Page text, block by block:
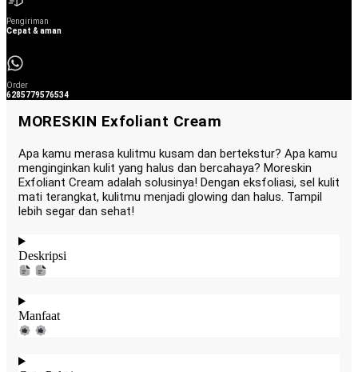
Pengiriman
Cepat & aman
Order
6285779576534
MORESKIN Exfoliant Cream
Apa kamu merasa kulitmu kusam dan bertekstur? Apa kamu
menginginkan kulit yang halus dan bercahaya? Moreskin
Exfoliant Cream adalah solusinya! Dengan eksfoliasi, sel kulit
mati terangkat, kulitmu menjadi glowing dan halus. Tampil
lebih segar dan sehat!
Deskripsi
Manfaat